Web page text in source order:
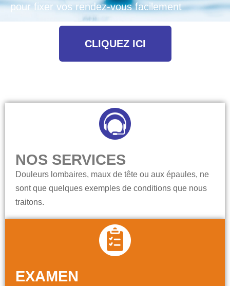
pour fixer vos rendez-vous facilement
CLIQUEZ ICI
NOS SERVICES
Douleurs lombaires, maux de tête ou aux épaules, ne
sont que quelques exemples de conditions que nous
traitons.
EXAMEN